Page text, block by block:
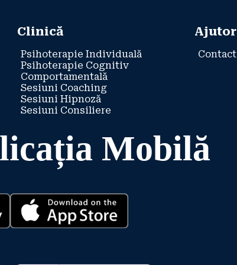
Clinică
Psihoterapie Individuală
Psihoterapie Cognitiv
Comportamentală
Sesiuni Coaching
Sesiuni Hipnoză
Sesiuni Consiliere
Ajutor
Contact
Mobilă